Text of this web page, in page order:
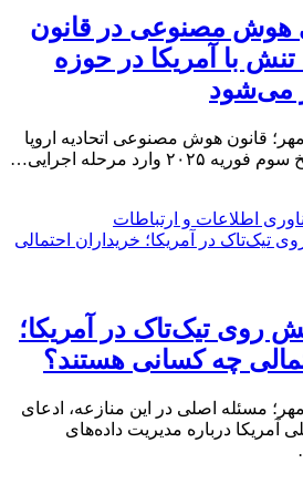
هوش مصنوعی در قانون
تنش با آمریکا در حوزه
می‌شود
قانون هوش مصنوعی اتحادیه اروپا
اطلاعات و ارتباطات
روی تیک‌تاک در آمریکا؛
چه کسانی هستند؟
مسئله اصلی در این منازعه، ادعای
آمریکا درباره مدیریت داده‌های